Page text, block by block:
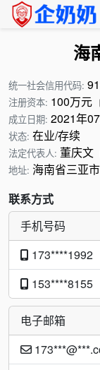
海
统一社会信用代码:
注册资本: 100万元
成立日期: 2021年
状态: 在业/存续
法定代表人: 董庆文
地址: 海南省三亚
联系方式
手机号码
173****1992
153****8155
电子邮箱